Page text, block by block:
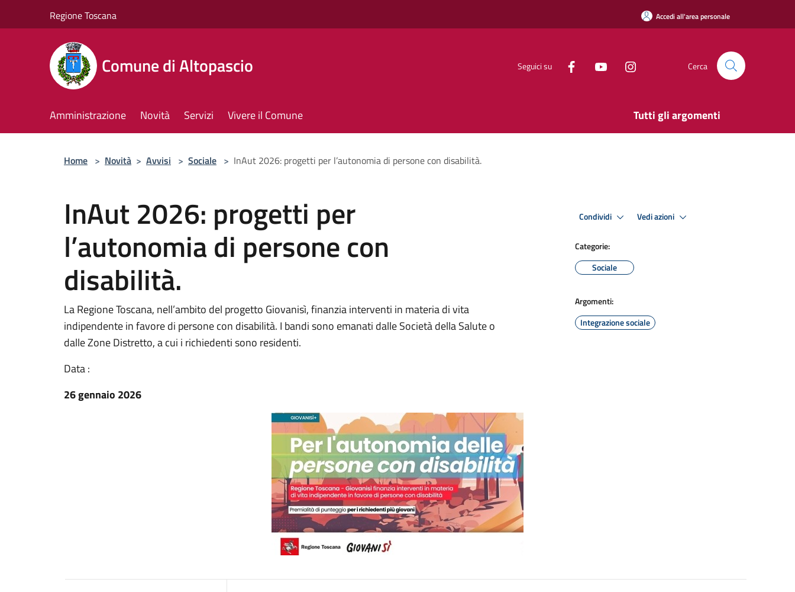
Regione Toscana Accedi all'area personale
Comune di Altopascio Seguici su Cerca
Amministrazione Novità Servizi Vivere il Comune Tutti gli argomenti
Home > Novità > Avvisi > Sociale > InAut 2026: progetti per l’autonomia di persone con disabilità.
InAut 2026: progetti per
l’autonomia di persone con
disabilità.
La Regione Toscana, nell’ambito del progetto Giovanisì, finanzia interventi in materia di vita
indipendente in favore di persone con disabilità. I bandi sono emanati dalle Società della Salute o
dalle Zone Distretto, a cui i richiedenti sono residenti.
Data :
26 gennaio 2026
Condividi Vedi azioni
Categorie:
Sociale
Argomenti:
Integrazione sociale